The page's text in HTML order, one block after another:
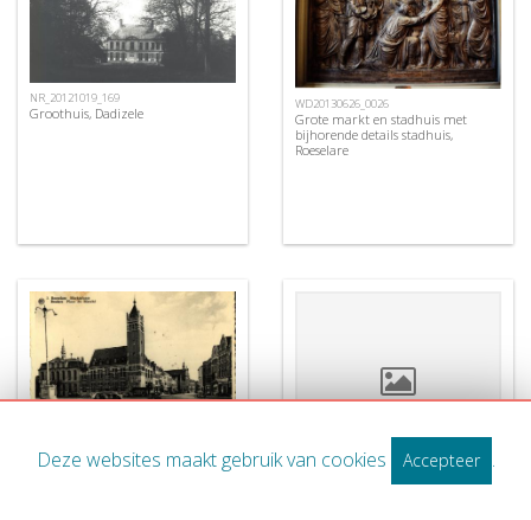
NR_20121019_169
Groothuis, Dadizele WD20130626_0026
Grote markt en stadhuis met
bijhorende details stadhuis,
Roeselare
Deze websites maakt gebruik van cookies Accepteer .